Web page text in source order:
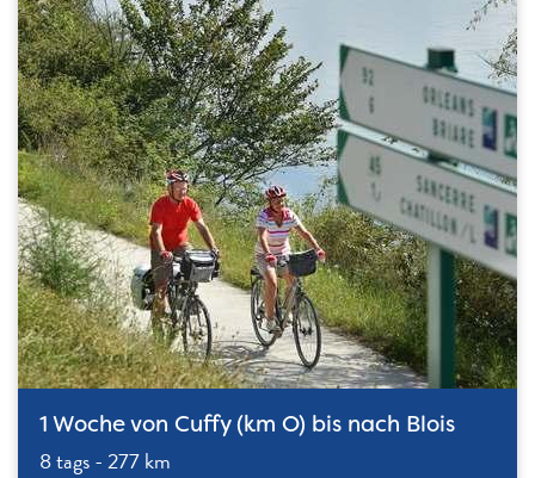
1 Woche von Cuffy (km O) bis nach Blois
8 tags - 277 km